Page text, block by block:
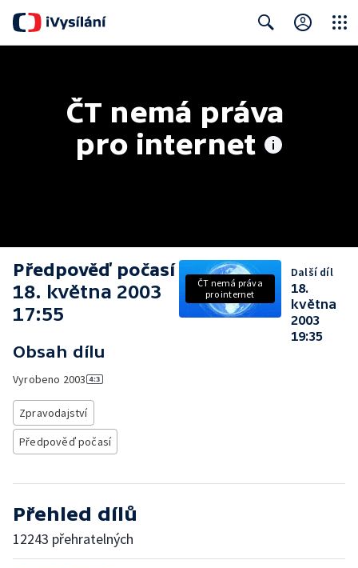
ČT nemá práva
pro internet
Předpověď počasí
18. května 2003
17:55
Obsah dílu
Vyrobeno 2003
Zpravodajství
Předpověď počasí
ČT nemá práva
pro internet
Další díl
18.
května
2003
19:35
Přehled dílů
12243 přehratelných